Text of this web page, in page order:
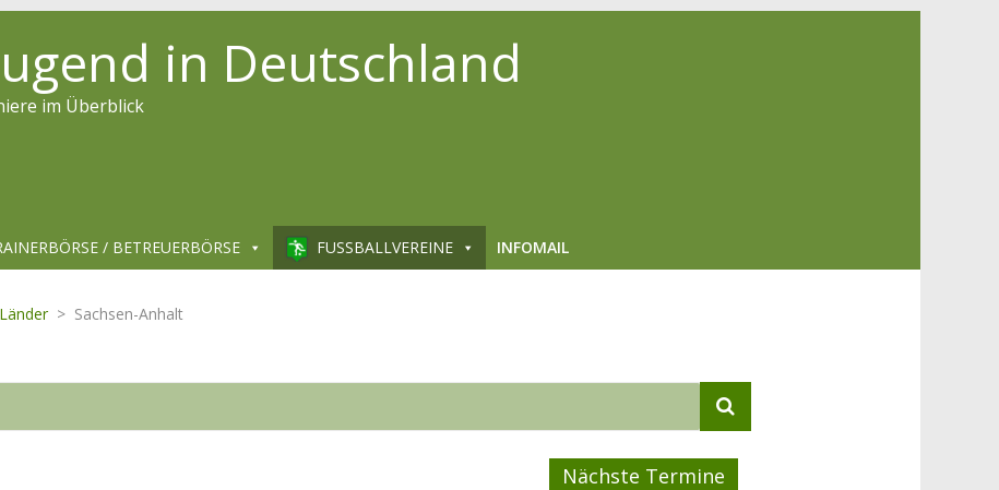
in Deutschland
im Überblick
/ BETREUERBÖRSE FUSSBALLVEREINE INFOMAIL
> Sachsen-Anhalt
22
Nächste Termine